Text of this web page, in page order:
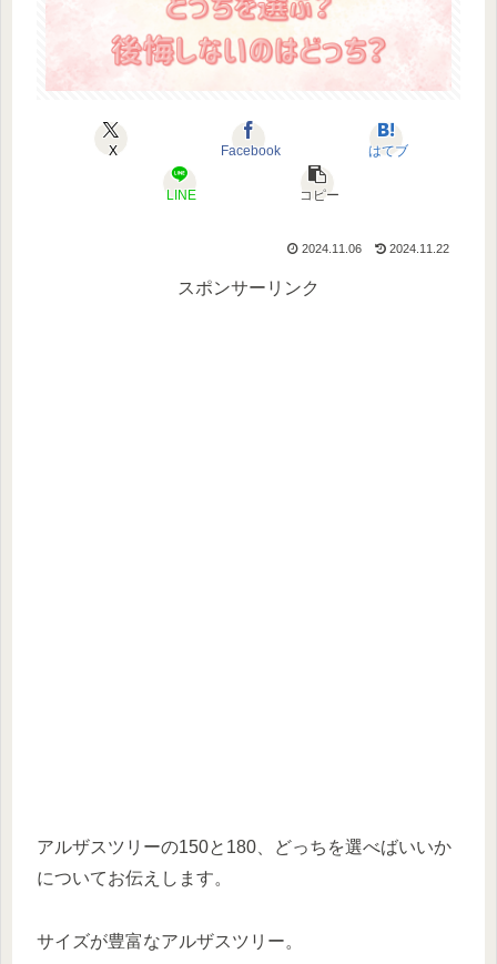
X Facebook はてブ
LINE コピー
2024.11.06 2024.11.22
スポンサーリンク
アルザスツリーの150と180、どっちを選べばいいか
についてお伝えします。
サイズが豊富なアルザスツリー。